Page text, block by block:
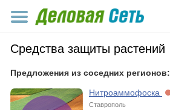
Средства защиты растений
Предложения из соседних регионов:
Нитроаммофоска
Ставрополь